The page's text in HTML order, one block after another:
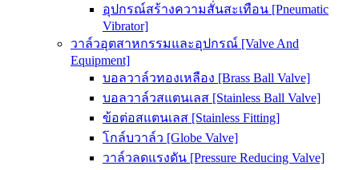
อุปกรณ์สร้างความสั่นสะเทือน [Pneumatic
Vibrator]
วาล์วอุตสาหกรรมและอุปกรณ์ [Valve And
Equipment]
บอลวาล์วทองเหลือง [Brass Ball Valve]
บอลวาล์วสแตนเลส [Stainless Ball Valve]
ข้อต่อสแตนเลส [Stainless Fitting]
โกล์บวาล์ว [Globe Valve]
วาล์วลดแรงดัน [Pressure Reducing Valve]